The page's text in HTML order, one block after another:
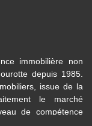
immobilière non
depuis 1985.
issue de la
le marché
de compétence